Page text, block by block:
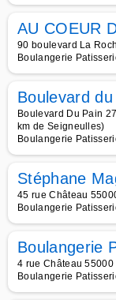
AU COEUR
90 boulevard La
Boulangerie
Boulevard du
Boulevard Du Pain
km de Seigneulles)
Boulangerie
Stéphane
45 rue Château
Boulangerie
Boulangerie
4 rue Château
Boulangerie